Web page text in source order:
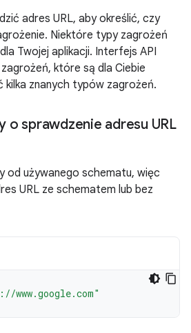
adres URL, aby określić, czy
Niektóre typy zagrożeń
Twojej aplikacji. Interfejs API
które są dla Ciebie
kilka znanych typów zagrożeń.
o sprawdzenie adresu URL
od używanego schematu, więc
URL ze schematem lub bez
www.google.com"